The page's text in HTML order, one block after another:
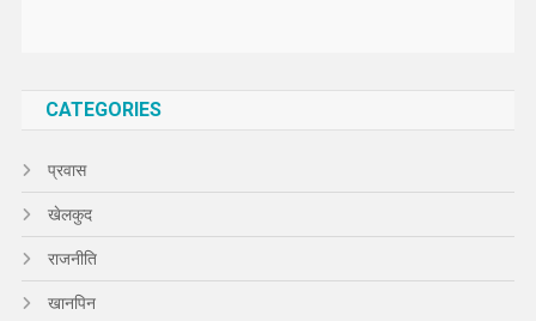
CATEGORIES
प्रवास
खेलकुद
राजनीति
खानपिन